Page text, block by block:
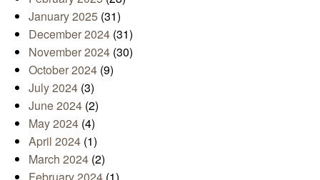
January 2025 (31)
December 2024 (31)
November 2024 (30)
October 2024 (9)
July 2024 (3)
June 2024 (2)
May 2024 (4)
April 2024 (1)
March 2024 (2)